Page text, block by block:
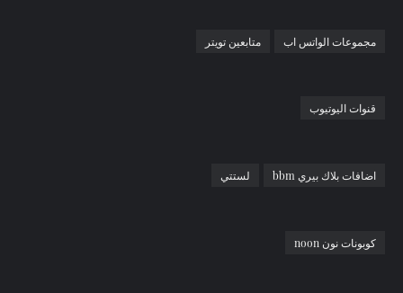
مجموعات الواتس اب متابعين تويتر
قنوات اليوتيوب
اضافات بلاك بيري bbm لستتي
كوبونات نون noon